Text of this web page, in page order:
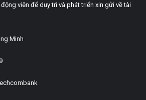
viên để duy trì và phát triển xin gửi về tài
Minh